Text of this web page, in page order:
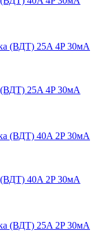
(ВДТ) 25A 4P 30мА
(ВДТ) 40A 2P 30мА